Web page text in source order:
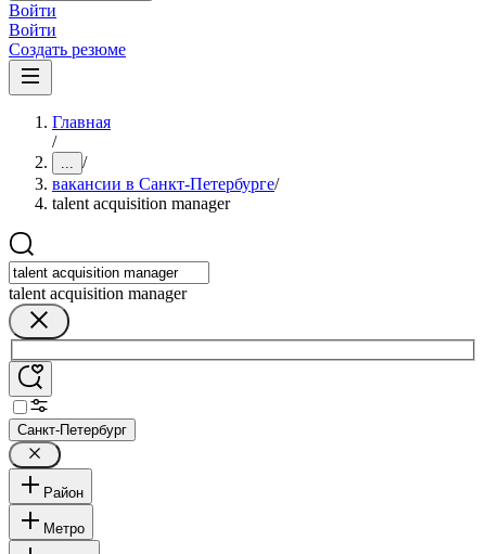
Войти
Войти
Создать резюме
Главная
/
... /
вакансии в Санкт-Петербурге/
talent acquisition manager
talent acquisition manager
Санкт-Петербург
Район
Метро